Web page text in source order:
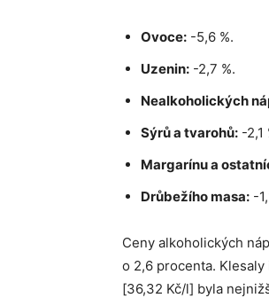
Ovoce: -5,6 %.
Uzenin: -2,7 %.
Nealkoholických
Sýrů a tvarohů: -2,1
Margarínu a
Drůbežího masa: -
Ceny alkoholických
o 2,6 procenta.
[36,32 Kč/l] byla